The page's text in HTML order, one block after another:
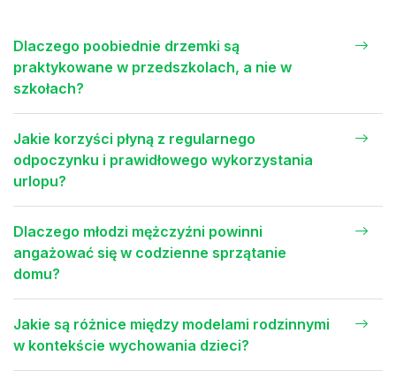
Dlaczego poobiednie drzemki są
praktykowane w przedszkolach, a nie w
szkołach?
Jakie korzyści płyną z regularnego
odpoczynku i prawidłowego wykorzystania
urlopu?
Dlaczego młodzi mężczyźni powinni
angażować się w codzienne sprzątanie
domu?
Jakie są różnice między modelami rodzinnymi
w kontekście wychowania dzieci?